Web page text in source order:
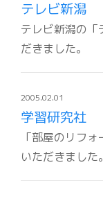
テレビ新潟
テレビ新潟の「
だきました。
2005.02.01
学習研究社
「部屋のリフ
いただきました。